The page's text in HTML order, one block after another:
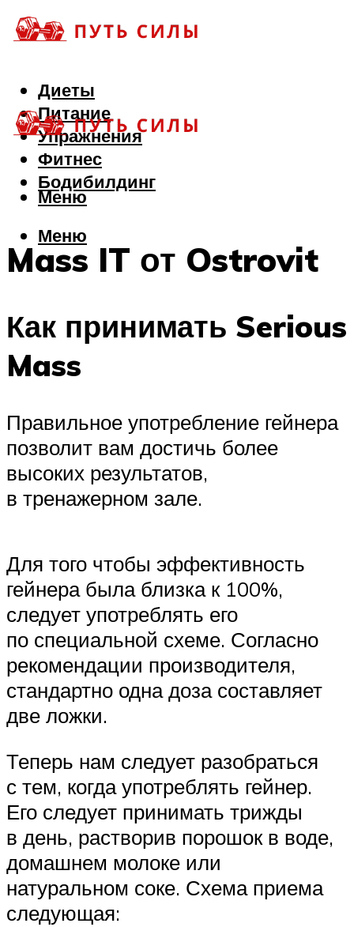
Диеты
Питание
Упражнения
Фитнес
Бодибилдинг
Меню
Меню
Mass IT от Ostrovit
Как принимать Serious
Mass
Правильное употребление гейнера
позволит вам достичь более
высоких результатов,
в тренажерном зале.
Для того чтобы эффективность
гейнера была близка к 100%,
следует употреблять его
по специальной схеме. Согласно
рекомендации производителя,
стандартно одна доза составляет
две ложки.
Теперь нам следует разобраться
с тем, когда употреблять гейнер.
Его следует принимать трижды
в день, растворив порошок в воде,
домашнем молоке или
натуральном соке. Схема приема
следующая: